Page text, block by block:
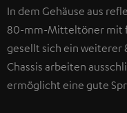
In dem Gehäuse aus
80-mm-Mitteltöner mit
gesellt sich ein weiterer
Chassis arbeiten
ermöglicht eine gute